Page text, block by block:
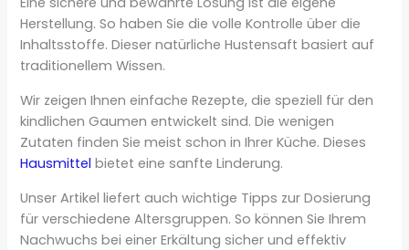
Herstellung. So haben Sie die volle Kontrolle über die
Inhaltsstoffe. Dieser natürliche Hustensaft basiert auf
traditionellem Wissen.
Wir zeigen Ihnen einfache Rezepte, die speziell für den
kindlichen Gaumen entwickelt sind. Die wenigen
Zutaten finden Sie meist schon in Ihrer Küche. Dieses
Hausmittel bietet eine sanfte Linderung.
Unser Artikel liefert auch wichtige Tipps zur Dosierung
für verschiedene Altersgruppen. So können Sie Ihrem
Nachwuchs bei einer Erkältung sicher und effektiv